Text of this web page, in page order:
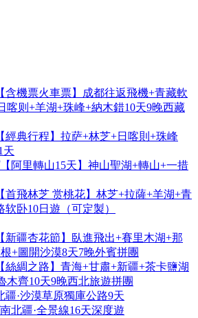
含機票火車票】成都往返飛機+青藏軟
喀则+羊湖+珠峰+納木錯10天9晚西藏
經典行程】拉萨+林芝+日喀則+珠峰
天
【阿里轉山15天】神山聖湖+轉山+一措
首飛林芝 赏桃花】林芝+拉薩+羊湖+青
软卧10日遊（可定製）
新疆杏花節】臥進飛出+賽里木湖+那
+圖開沙漠8天7晚外賓拼團
絲綢之路】青海+甘肅+新疆+茶卡鹽湖
木齊10天9晚西北旅遊拼團
疆·沙漠草原獨庫公路9天
南北疆·全景線16天深度遊